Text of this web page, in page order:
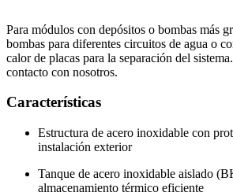
Para módulos con depósitos o bombas más
bombas para diferentes circuitos de agua o
calor de placas para la separación del
contacto con nosotros.
Características
Estructura de acero inoxidable con
instalación exterior
Tanque de acero inoxidable aislado
almacenamiento térmico eficiente